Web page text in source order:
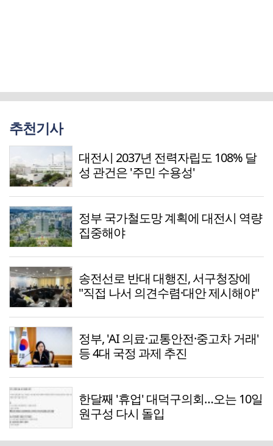
추천기사
대전시 2037년 전력자립도 108% 달
성 관건은 '주민 수용성'
정부 국가철도망 계획에 대전시 역량
집중해야
송전선로 반대 대행진, 서구청장에
"직접 나서 의견수렴·대안 제시해야"
정부, 'AI 의료·교통안전·중고차 거래'
등 4대 국정 과제 추진
한달째 '휴업' 대덕구의회…오는 10일
원구성 다시 돌입